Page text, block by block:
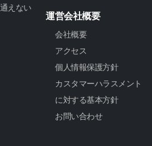
えない
運営会社概要
会社概要
アクセス
個人情報保護方針
カスタマーハラスメント
に対する基本方針
お問い合わせ